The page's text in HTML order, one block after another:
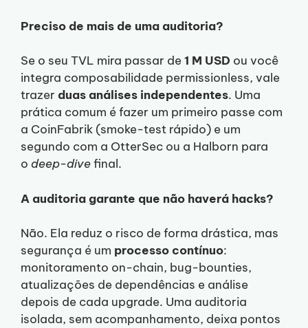
Preciso de mais de uma auditoria?
Se o seu TVL mira passar de1 M USD ou você
integra composabilidade permissionless, vale
trazer duas análises independentes. Uma
prática comum é fazer um primeiro passe com
a CoinFabrik (smoke-test rápido) e um
segundo com a OtterSec ou a Halborn para
o deep-divefinal.
A auditoria garante que não haverá hacks?
Não. Ela reduz o risco de forma drástica, mas
segurança é um processo contínuo:
monitoramento on-chain, bug-bounties,
atualizações de dependências e análise
depois de cada upgrade. Uma auditoria
isolada, sem acompanhamento, deixa pontos